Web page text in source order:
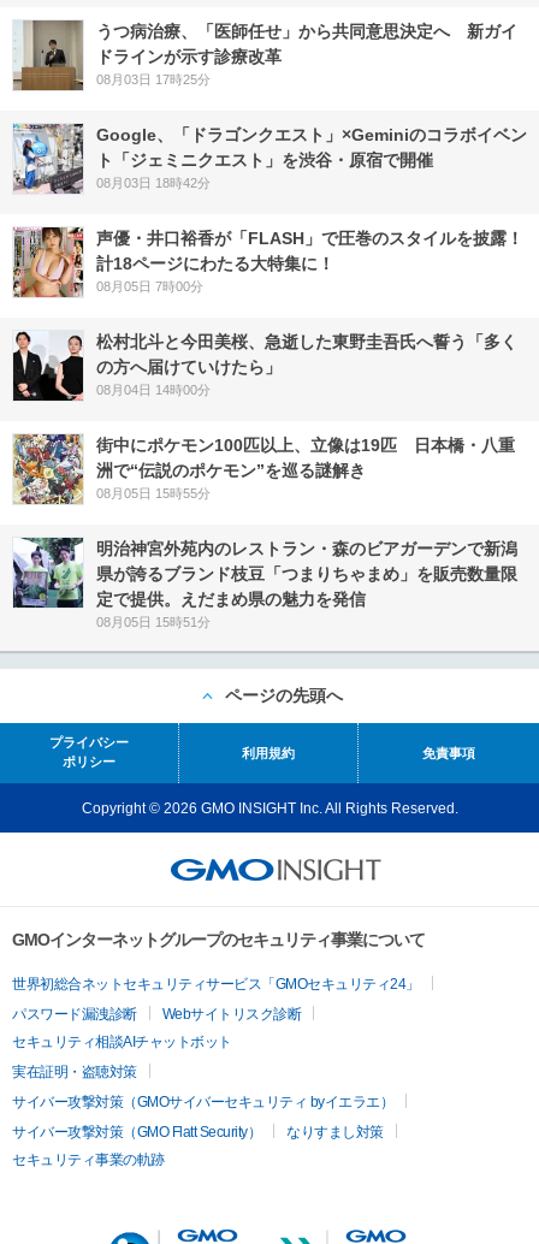
うつ病治療、「医師任せ」から共同意思決定へ 新ガイ
ドラインが示す診療改革
08月03日 17時25分
Google、「ドラゴンクエスト」×Geminiのコラボイベン
ト「ジェミニクエスト」を渋谷・原宿で開催
08月03日 18時42分
声優・井口裕香が「FLASH」で圧巻のスタイルを披露！
計18ページにわたる大特集に！
08月05日 7時00分
松村北斗と今田美桜、急逝した東野圭吾氏へ誓う「多く
の方へ届けていけたら」
08月04日 14時00分
街中にポケモン100匹以上、立像は19匹 日本橋・八重
洲で“伝説のポケモン”を巡る謎解き
08月05日 15時55分
明治神宮外苑内のレストラン・森のビアガーデンで新潟
県が誇るブランド枝豆「つまりちゃまめ」を販売数量限
定で提供。えだまめ県の魅力を発信
08月05日 15時51分
ページの先頭へ
プライバシー
ポリシー
利用規約 免責事項
Copyright © 2026 GMO INSIGHT Inc. All Rights Reserved.
GMOインターネットグループのセキュリティ事業について
世界初総合ネットセキュリティサービス「GMOセキュリティ24」
パスワード漏洩診断
Webサイトリスク診断
セキュリティ相談AIチャットボット
実在証明・盗聴対策
サイバー攻撃対策（GMOサイバーセキュリティ byイエラエ）
サイバー攻撃対策（GMO Flatt Security）
なりすまし対策
セキュリティ事業の軌跡